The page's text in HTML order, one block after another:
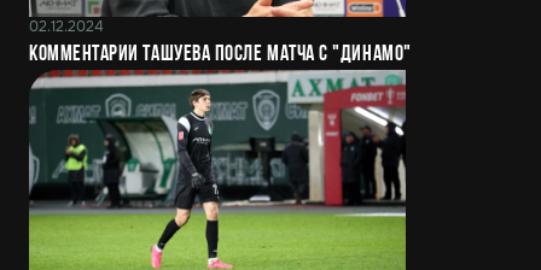
02.12.2024
Комментарии Ташуева после матча с "Динамо"